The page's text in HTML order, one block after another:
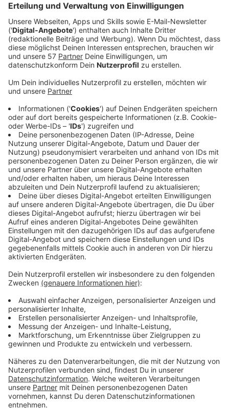
insgesamt 74 Projekte angestoßen werden.
Veröffentlicht:Mittwoch, 06.11.2019 14:21
Anzeige
Ideen aus der Ruhrkonferenz
Anzeige
Die Projekte sind in Workshops mit Institutionen und
Bürgern im Ruhrgebiet entstanden sind - in der
sogenannten Ruhrkonferenz. Die 61 Millionen sind nur
der Anfang. In den kommenden Jahren soll mehr Geld
fließen - wieviel genau steht aber noch nicht fest. Die
74 Projekte aus den Bereichen Verkehr, Bildung,
Wirtschaft, Umwelt und Zusammenhalt sollen dabei
helfen, das Ruhrgebiet lebenswerter zu machen.
Anzeige
Das Ruhrgebiet soll lebenswerter werden
Anzeige
Beispielsweise sollen die Strecken von Bussen und
werden. Außerdem sollen die drei großen Ruhrgebiets-
Unis gefördert werden. Und der Kampf gegen
Clankriminalität soll mit einer zentralen Dienststelle im
Ruhrgebiet schlagkräftiger werden. Zu den Projekten